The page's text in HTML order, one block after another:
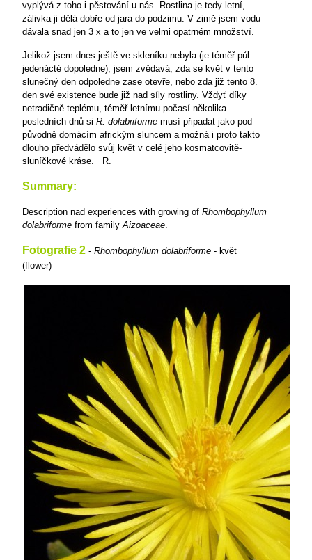
vyplývá z toho i pěstování u nás. Rostlina je tedy letní,
zálivka ji dělá dobře od jara do podzimu. V zimě jsem vodu
dávala snad jen 3 x a to jen ve velmi opatrném množství.
Jelikož jsem dnes ještě ve skleníku nebyla (je téměř půl
jedenácté dopoledne), jsem zvědavá, zda se květ v tento
slunečný den odpoledne zase otevře, nebo zda již tento 8.
den své existence bude již nad síly rostliny. Vždyť díky
netradičně teplému, téměř letnímu počasí několika
posledních dnů si R. dolabriforme musí připadat jako pod
původně domácím africkým sluncem a možná i proto takto
dlouho předvádělo svůj květ v celé jeho kosmatcovitě-
sluníčkové kráse.
R.
Summary:
Description nad experiences with growing of Rhombophyllum
dolabriforme from familyAizoaceae.
Fotografie 2 - Rhombophyllum dolabriforme - květ
(flower)